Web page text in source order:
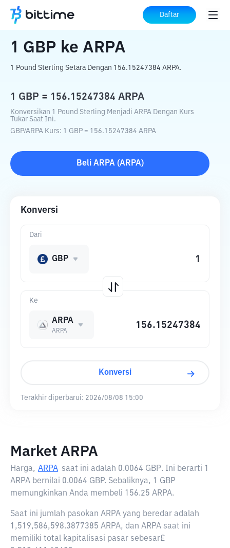
Daftar
Beranda Konverter Kripto ke ARPA
1 GBP ke ARPA
1 Pound Sterling Setara Dengan 156.15247384 ARPA.
1 GBP = 156.15247384 ARPA
Konversikan 1 Pound Sterling Menjadi ARPA Dengan Kurs
Tukar Saat Ini.
GBP/ARPA Kurs: 1 GBP = 156.15247384 ARPA
Beli ARPA(ARPA)
Konversi
Ke
ARPA
ARPA
Dari
GBP
Konversi
Terakhir diperbarui: 2026/08/08 15:00
Market ARPA
Harga, ARPA saat ini adalah 0.0064 GBP. Ini berarti 1
ARPA bernilai 0.0064 GBP. Sebaliknya, 1 GBP
memungkinkan Anda membeli 156.25 ARPA.
Saat ini jumlah pasokan ARPA yang beredar adalah
1,519,586,598.3877385 ARPA, dan ARPA saat ini
memiliki total kapitalisasi pasar sebesar£